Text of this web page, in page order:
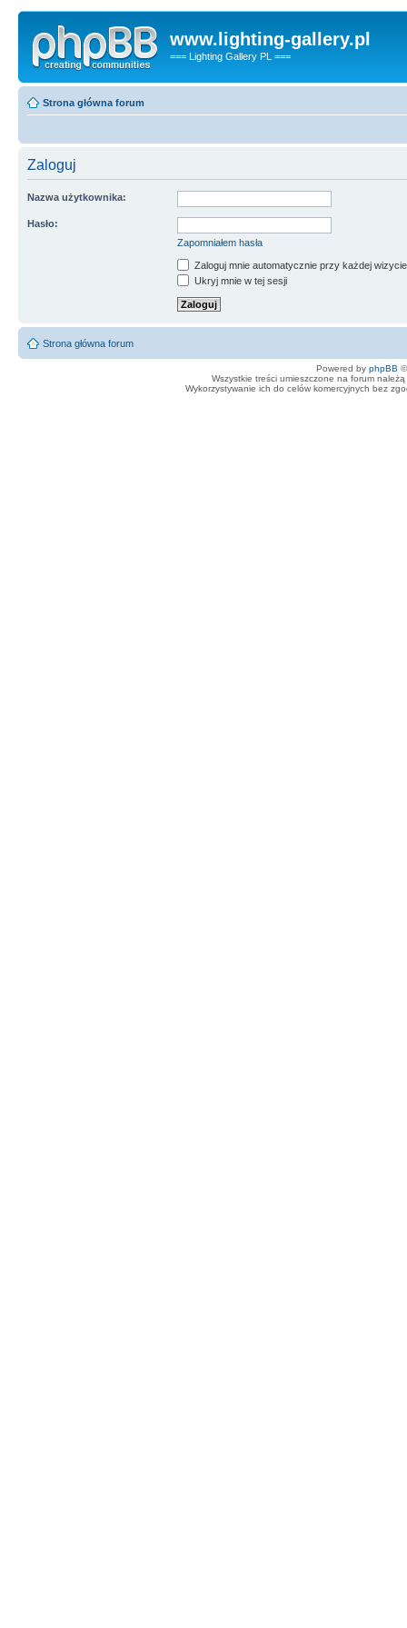
www.lighting-gallery.pl
=== Lighting Gallery PL ===
Strona główna forum
Zaloguj
Nazwa użytkownika:
Hasło:
Zapomniałem hasła
Zaloguj mnie automatycznie przy każdej wizycie
Ukryj mnie w tej sesji
Strona główna forum
Powered by phpBB
Wszystkie treści umieszczone na forum
Wykorzystywanie ich do celów komercyjnych bez